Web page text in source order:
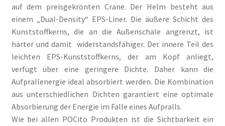
auf dem preisgekrönten Crane. Der Helm besteht aus
einem „Dual-Density“ EPS-Liner. Die äußere Schicht des
Kunststoffkerns, die an die Außenschale angrenzt, ist
härter und damit widerstandsfähiger. Der innere Teil des
leichten EPS-Kunststoffkerns, der am Kopf anliegt,
verfügt über eine geringere Dichte. Daher kann die
Aufprallenergie ideal absorbiert werden. Die Kombination
aus unterschiedlichen Dichten garantiert eine optimale
Absorbierung der Energie im Falle eines Aufpralls.
Wie bei allen POCito Produkten ist die Sichtbarkeit ein